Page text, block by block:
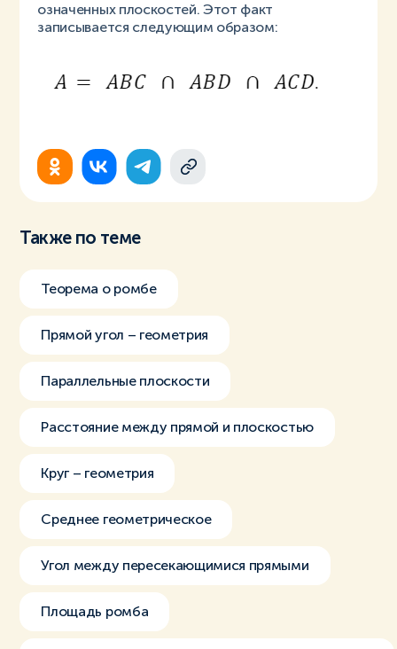
означенных плоскостей. Этот факт
записывается следующим образом:
Также по теме
Теорема о ромбе
Прямой угол – геометрия
Параллельные плоскости
Расстояние между прямой и плоскостью
Круг – геометрия
Среднее геометрическое
Угол между пересекающимися прямыми
Площадь ромба